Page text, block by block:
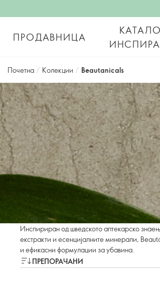
ПРОДАВНИЦА
Почетна / Колекции / Beautanicals
Инспириран од шведското аптекарско
екстракти и есенцијалните минерали,
и ефикасни формулации за убавина.
ПРЕПОРАЧАНИ